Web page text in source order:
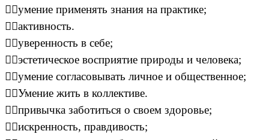
умение применять знания на практике;
активность.
уверенность в себе;
эстетическое восприятие природы и человека;
умение согласовывать личное и общественное;
Умение жить в коллективе.
привычка заботиться о своем здоровье;
искренность, правдивость;